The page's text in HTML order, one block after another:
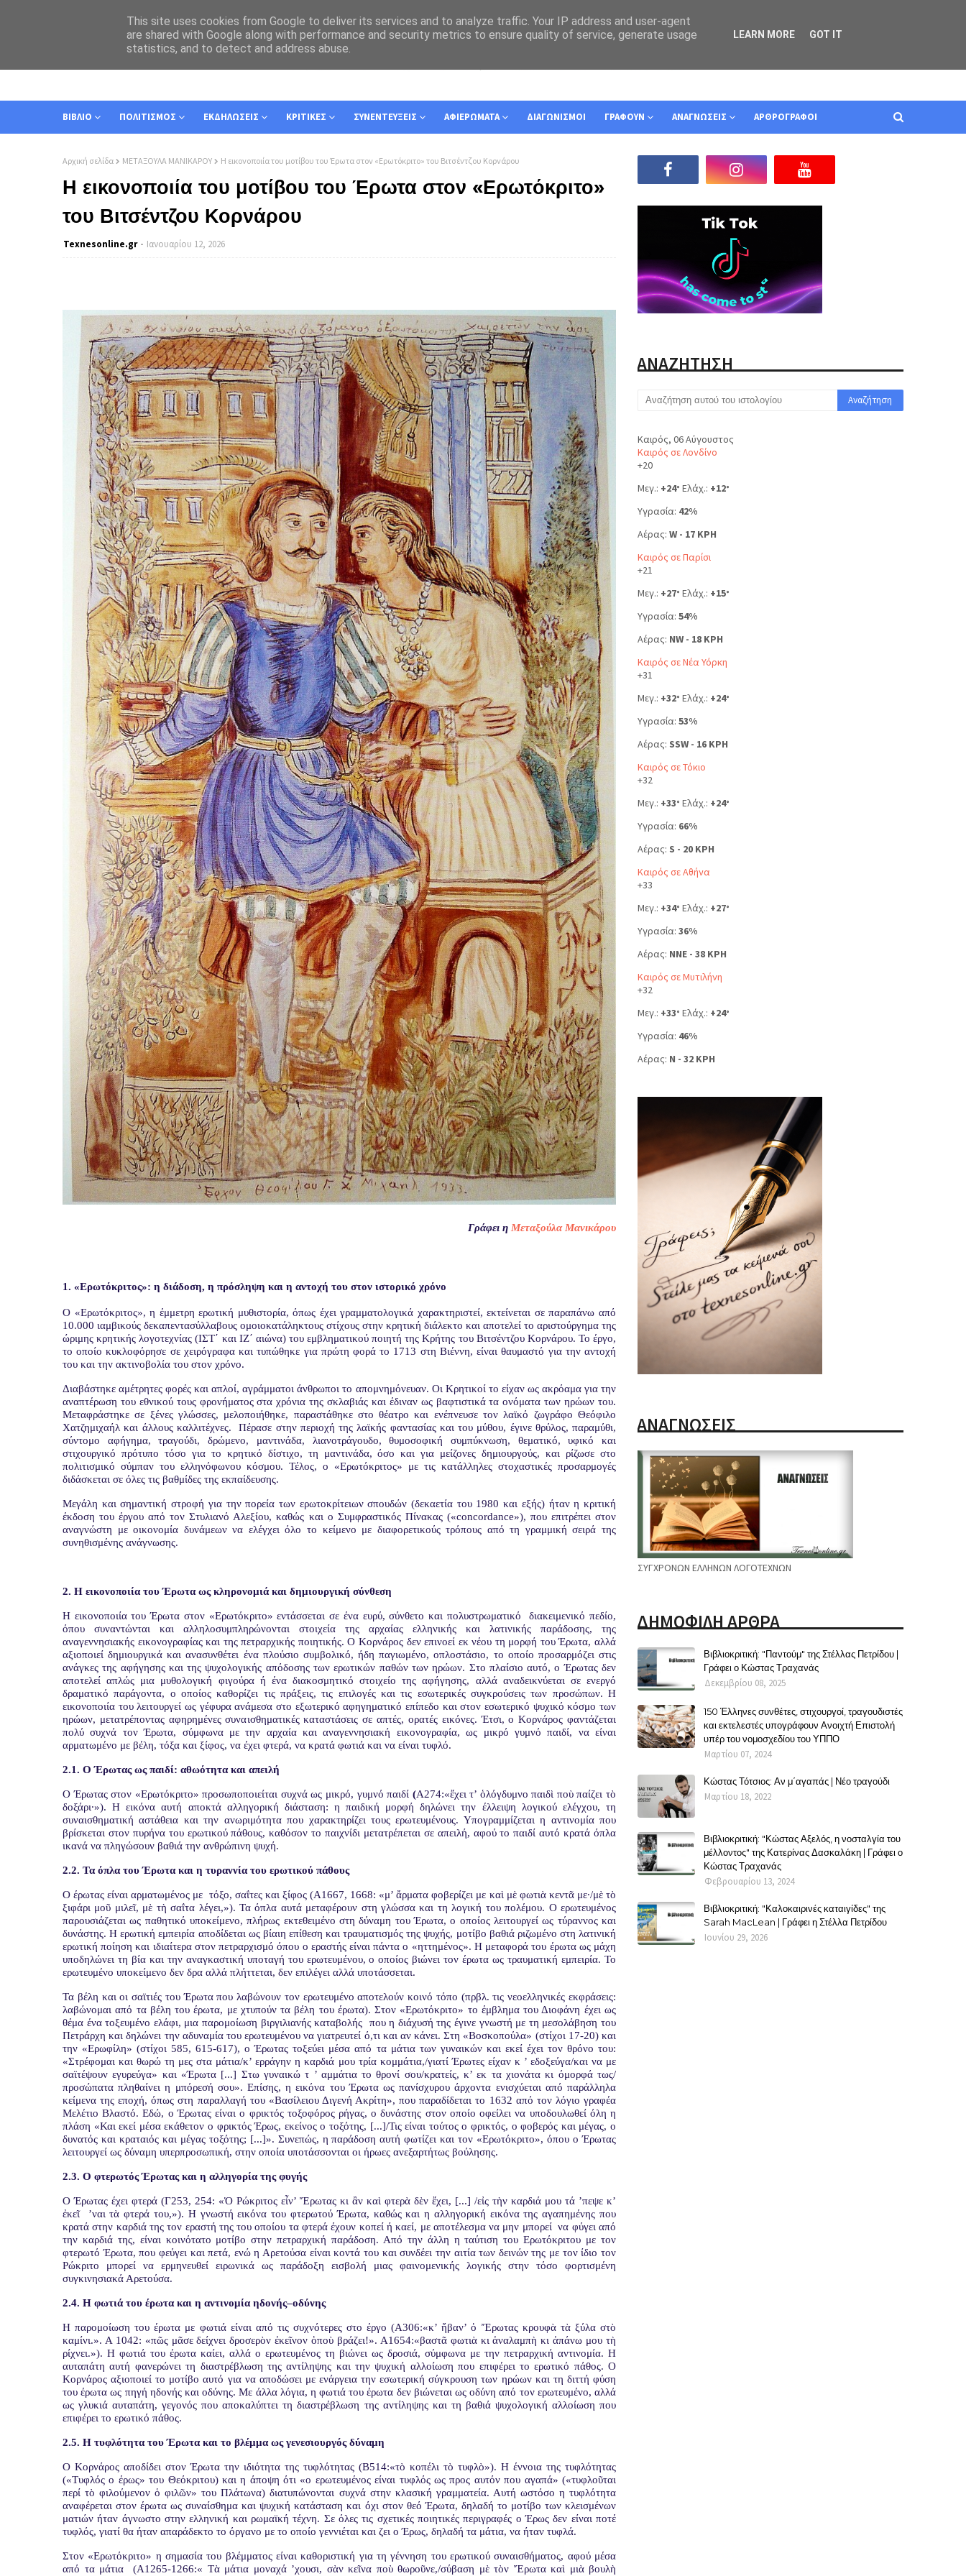
ΣΧΕΤΙΚΑ ΕΠΙΚΟΙΝΩΝΙΑ
ΒΙΒΛΙΟ ΠΟΛΙΤΙΣΜΟΣ ΕΚΔΗΛΩΣΕΙΣ ΚΡΙΤΙΚΕΣ ΣΥΝΕΝΤΕΥΞΕΙΣ ΑΦΙΕΡΩΜΑΤΑ ΔΙΑΓΩΝΙΣΜΟΙ ΓΡΑΦΟΥΝ ΑΝΑΓΝΩΣΕΙΣ ΑΡΘΡΟΓΡΑΦΟΙ
Αρχική σελίδα ΜΕΤΑΞΟΥΛΑ ΜΑΝΙΚΑΡΟΥ Η εικονοποιία του μοτίβου του Έρωτα στον «Ερωτόκριτο» του Βιτσέντζου Κορνάρου
Η εικονοποιία του μοτίβου του Έρωτα στον «Ερωτόκριτο»
του Βιτσέντζου Κορνάρου
Texnesοnline.gr Ιανουαρίου 12, 2026
Γράφει η Μεταξούλα Μανικάρου
1. «Ερωτόκριτος»: η διάδοση, η πρόσληψη και η αντοχή του στον ιστορικό χρόνο
Ο «Ερωτόκριτος», η έμμετρη ερωτική μυθιστορία, όπως έχει γραμματολογικά χαρακτηριστεί, εκτείνεται σε παραπάνω από
10.000 ιαμβικούς δεκαπεντασύλλαβους ομοιοκατάληκτους στίχους στην κρητική διάλεκτο και αποτελεί το αριστούργημα της
ώριμης κρητικής λογοτεχνίας (ΙΣΤ΄ και ΙΖ΄ αιώνα) του εμβληματικού ποιητή της Κρήτης του Βιτσέντζου Κορνάρου. Το έργο,
το οποίο κυκλοφόρησε σε χειρόγραφα και τυπώθηκε για πρώτη φορά το 1713 στη Βιέννη, είναι θαυμαστό για την αντοχή
του και την ακτινοβολία του στον χρόνο.
Διαβάστηκε αμέτρητες φορές και απλοί, αγράμματοι άνθρωποι το απομνημόνευαν. Οι Κρητικοί το είχαν ως ακρόαμα για την
αναπτέρωση του εθνικού τους φρονήματος στα χρόνια της σκλαβιάς και έδιναν ως βαφτιστικά τα ονόματα των ηρώων του.
Μεταφράστηκε σε ξένες γλώσσες, μελοποιήθηκε, παραστάθηκε στο θέατρο και ενέπνευσε τον λαϊκό ζωγράφο Θεόφιλο
Χατζημιχαήλ και άλλους καλλιτέχνες.
Πέρασε στην περιοχή της λαϊκής φαντασίας και του μύθου, έγινε θρύλος, παραμύθι,
σύντομο αφήγημα, τραγούδι, δρώμενο, μαντινάδα, λιανοτράγουδο, θυμοσοφική συμπύκνωση, θεματικό, υφικό και
στιχουργικό πρότυπο τόσο για το κρητικό δίστιχο, τη μαντινάδα, όσο και για μείζονες δημιουργούς, και ρίζωσε στο
πολιτισμικό σύμπαν του ελληνόφωνου κόσμου. Τέλος, ο «Ερωτόκριτος» με τις κατάλληλες στοχαστικές προσαρμογές
διδάσκεται σε όλες τις βαθμίδες της εκπαίδευσης.
Μεγάλη και σημαντική στροφή για την πορεία των ερωτοκρίτειων σπουδών (δεκαετία του 1980 και εξής) ήταν η κριτική
έκδοση του έργου από τον Στυλιανό Αλεξίου, καθώς και ο Συμφραστικός Πίνακας («concordance»), που επιτρέπει στον
αναγνώστη με οικονομία δυνάμεων να ελέγχει όλο το κείμενο με διαφορετικούς τρόπους από τη γραμμική σειρά της
συνηθισμένης ανάγνωσης.
2. Η εικονοποιία του Έρωτα ως κληρονομιά και δημιουργική σύνθεση
Η εικονοποιία του Έρωτα στον «Ερωτόκριτο» εντάσσεται σε ένα ευρύ, σύνθετο και πολυστρωματικό
διακειμενικό πεδίο,
όπου συναντώνται και αλληλοσυμπληρώνονται στοιχεία της αρχαίας ελληνικής και λατινικής παράδοσης, της
αναγεννησιακής εικονογραφίας και της πετραρχικής ποιητικής. Ο Κορνάρος δεν επινοεί εκ νέου τη μορφή του Έρωτα, αλλά
αξιοποιεί δημιουργικά και ανασυνθέτει ένα πλούσιο συμβολικό, ήδη παγιωμένο, οπλοστάσιο, το οποίο προσαρμόζει στις
ανάγκες της αφήγησης και της ψυχολογικής απόδοσης των ερωτικών παθών των ηρώων. Στο πλαίσιο αυτό, ο Έρωτας δεν
αποτελεί απλώς μια μυθολογική φιγούρα ή ένα διακοσμητικό στοιχείο της αφήγησης, αλλά αναδεικνύεται σε ενεργό
δραματικό παράγοντα, ο οποίος καθορίζει τις πράξεις, τις επιλογές και τις εσωτερικές συγκρούσεις των προσώπων. Η
εικονοποιία του λειτουργεί ως γέφυρα ανάμεσα στο εξωτερικό αφηγηματικό επίπεδο και στον εσωτερικό ψυχικό κόσμο των
ηρώων, μετατρέποντας αφηρημένες συναισθηματικές καταστάσεις σε απτές, ορατές εικόνες. Έτσι, ο Κορνάρος φαντάζεται
πολύ συχνά τον Έρωτα, σύμφωνα με την αρχαία και αναγεννησιακή εικονογραφία, ως μικρό γυμνό παιδί, να είναι
αρματωμένο με βέλη, τόξα και ξίφος, να έχει φτερά, να κρατά φωτιά και να είναι τυφλό.
2.1. Ο Έρωτας ως παιδί: αθωότητα και απειλή
Ο Έρωτας στον «Ερωτόκριτο» προσωποποιείται συχνά ως μικρό, γυμνό παιδί (Α274:«ἔχει τ’ ὁλόγδυμνο παιδὶ ποὺ παίζει τὸ
δοξάρι·»). Η εικόνα αυτή αποκτά αλληγορική διάσταση: η παιδική μορφή δηλώνει την έλλειψη λογικού ελέγχου, τη
συναισθηματική αστάθεια και την ανωριμότητα που χαρακτηρίζει τους ερωτευμένους. Υπογραμμίζεται η αντινομία που
βρίσκεται στον πυρήνα του ερωτικού πάθους, καθόσον το παιχνίδι μετατρέπεται σε απειλή, αφού το παιδί αυτό κρατά όπλα
ικανά να πληγώσουν βαθιά την ανθρώπινη ψυχή.
2.2. Τα όπλα του Έρωτα και η τυραννία του ερωτικού πάθους
Ο έρωτας είναι αρματωμένος με τόξο, σαΐτες και ξίφος (Α1667, 1668: «μ’ ἄρματα φοβερίζει με καὶ μὲ φωτιὰ κεντᾶ με·/μὲ τὸ
ξιφάρι μοῦ μιλεῖ, μὲ τὴ σαΐτα λέγει,»). Τα όπλα αυτά μεταφέρουν στη γλώσσα και τη λογική του πολέμου. Ο ερωτευμένος
παρουσιάζεται ως παθητικό υποκείμενο, πλήρως εκτεθειμένο στη δύναμη του Έρωτα, ο οποίος λειτουργεί ως τύραννος και
δυνάστης. Η ερωτική εμπειρία αποδίδεται ως βίαιη επίθεση και τραυματισμός της ψυχής, μοτίβο βαθιά ριζωμένο στη λατινική
ερωτική ποίηση και ιδιαίτερα στον πετραρχισμό όπου ο εραστής είναι πάντα ο «ηττημένος». Η μεταφορά του έρωτα ως μάχη
υποδηλώνει τη βία και την αναγκαστική υποταγή του ερωτευμένου, ο οποίος βιώνει τον έρωτα ως τραυματική εμπειρία. Το
ερωτευμένο υποκείμενο δεν δρα αλλά πλήττεται, δεν επιλέγει αλλά υποτάσσεται.
Τα βέλη και οι σαϊτιές του Έρωτα που λαβώνουν τον ερωτευμένο αποτελούν κοινό τόπο (πρβλ. τις νεοελληνικές εκφράσεις:
λαβώνομαι από τα βέλη του έρωτα, με χτυπούν τα βέλη του έρωτα). Στον «Ερωτόκριτο» το έμβλημα του Διοφάνη έχει ως
θέμα ένα τοξευμένο ελάφι, μια παρομοίωση βιργιλιανής καταβολής
που η διάχυσή της έγινε γνωστή με τη μεσολάβηση του
Πετράρχη και δηλώνει την αδυναμία του ερωτευμένου να γιατρευτεί ό,τι και αν κάνει. Στη «Βοσκοπούλα» (στίχοι 17-20) και
την «Ερωφίλη» (στίχοι 585, 615-617),ο Έρωτας τοξεύει μέσα από τα μάτια των γυναικών και εκεί έχει τον θρόνο του:
«Στρέφομαι και θωρώ τη μες στα μάτια/κ’ ερράγην η καρδιά μου τρία κομμάτια,/γιατί Έρωτες είχαν κ ’ εδοξεύγα/και να με
σαϊτέψουν εγυρεύγα» και «Έρωτα [...] Στω γυναικώ τ ’ αμμάτια το θρονί σου/κρατείς, κ’ εκ τα χιονάτα κι όμορφά τως/
προσώπατα πληθαίνει η μπόρεσή σου». Επίσης, ηεικόνα του Έρωτα ως πανίσχυρου άρχοντα ενισχύεται από παράλληλα
κείμενα της εποχή, όπωςστη παραλλαγή του «Βασίλειου Διγενή Ακρίτη»,που παραδίδεται το 1632 από τον λόγιο γραφέα
Μελέτιο Βλαστό. Εδώ, ο Έρωτας είναι ο φρικτός τοξοφόρος ρήγας, ο δυνάστης στον οποίο οφείλει να υποδουλωθεί όλη η
πλάση «Και εκεί μέσα εκάθετον ο φρικτός Έρως, εκείνος ο τοξότης, [...]/Τις είναι τούτος ο φρικτός, ο φοβερός και μέγας, ο
δυνατός και κραταιός και μέγας τοξότης; [...]». Συνεπώς, ηπαράδοση αυτή φωτίζει και τον «Ερωτόκριτο», όπου ο Έρωτας
λειτουργεί ως δύναμη υπερπροσωπική, στην οποία υποτάσσονται οι ήρωες ανεξαρτήτως βούλησης.
2.3. Ο φτερωτός Έρωτας και η αλληγορία της φυγής
Ο Έρωτας έχει φτερά (Γ253, 254: «Ὁ Ρώκριτος εἶν’ Ἔρωτας κι ἂν καὶ φτερὰ δὲν ἔχει, [...] /εἰς τὴν καρδιά μου τά ’πεψε κ’
ἐκεῖ
’ναι τὰ φτερά του,»). Η γνωστή εικόνα του φτερωτού Έρωτα, καθώς και η αλληγορική εικόνα της αγαπημένης που
κρατά στην καρδιά της τον εραστή της του οποίου τα φτερά έχουν κοπεί ή καεί, με αποτέλεσμα να μην μπορεί να φύγει από
την καρδιά της, είναι κοινότατο μοτίβο στην πετραρχική παράδοση. Από την άλλη η ταύτιση του Ερωτόκριτου με τον
φτερωτό Έρωτα, που φεύγει και πετά, ενώ η Αρετούσα είναι κοντά του και συνδέει την αιτία των δεινών της με τον ίδιο τον
Ρώκριτο μπορεί να ερμηνευθεί ειρωνικά ως παράδοξη εισβολή μιας φαινομενικής λογικής στην τόσο φορτισμένη
συγκινησιακά Αρετούσα.
2.4. Η φωτιά του έρωτα και η αντινομία ηδονής–οδύνης
Η παρομοίωση του έρωτα με φωτιά είναι από τις συχνότερες στο έργο (Α306:«κ’ ἤβαν’ ὁ Ἔρωτας κρουφὰ τὰ ξύλα στὸ
καμίνι.». Α 1042: «πῶς μᾶσε δείχνει δροσερὸν ἐκεῖνον ὁποὺ βράζει!». Α1654:«βαστᾶ φωτιὰ κι ἀναλαμπὴ κι ἀπάνω μου τὴ
ρίχνει.»). Η φωτιά του έρωτα καίει, αλλά ο ερωτευμένος τη βιώνει ως δροσιά, σύμφωνα με την πετραρχική αντινομία. Η
αυταπάτη αυτή φανερώνει τη διαστρέβλωση της αντίληψης και την ψυχική αλλοίωση που επιφέρει το ερωτικό πάθος. Ο
Κορνάρος αξιοποιεί το μοτίβο αυτό για να αποδώσει με ενάργεια την εσωτερική σύγκρουση των ηρώων και τη διττή φύση
του έρωτα ως πηγή ηδονής και οδύνης. Με άλλα λόγια, η φωτιά του έρωτα δεν βιώνεται ως οδύνη από τον ερωτευμένο, αλλά
ως γλυκιά αυταπάτη, γεγονός που αποκαλύπτει τη διαστρέβλωση της αντίληψης και τη βαθιά ψυχολογική αλλοίωση που
επιφέρει το ερωτικό πάθος.
2.5. Η τυφλότητα του Έρωτα και το βλέμμα ως γενεσιουργός δύναμη
Ο Κορνάρος αποδίδει στον Έρωτα την ιδιότητα της τυφλότητας (Β514:«τὸ κοπέλι τὸ τυφλὸ»). Η έννοια της τυφλότητας
(«Τυφλός ο έρως» του Θεόκριτου) και η άποψη ότι «ο ερωτευμένος είναι τυφλός ως προς αυτόν που αγαπά» («τυφλοῦται
περί τὸ φιλούμενον ὁ φιλῶν» του Πλάτωνα) διατυπώνονται συχνά στην κλασική γραμματεία. Αυτή ωστόσο η τυφλότητα
αναφέρεται στον έρωτα ως συναίσθημα και ψυχική κατάσταση και όχι στον θεό Έρωτα, δηλαδή το μοτίβο των κλεισμένων
ματιών ήταν άγνωστο στην ελληνική και ρωμαϊκή τέχνη. Σε όλες τις σχετικές ποιητικές περιγραφές ο Έρως δεν είναι ποτέ
τυφλός, γιατί θα ήταν απαράδεκτο το όργανο με το οποίο γεννιέται και ζει ο Έρως, δηλαδή τα μάτια, να ήταν τυφλά.
Στον «Ερωτόκριτο» η σημασία του βλέμματος είναι καθοριστική για τη γέννηση του ερωτικού συναισθήματος, αφού μέσα
από τα μάτια
(Α1265-1266:« Τὰ μάτια μοναχά ’χουσι, σὰν κεῖνα ποὺ θωροῦνε,/σύβαση μὲ τὸν Ἔρωτα καὶ μιὰ βουλὴ
ΑΝΑΖΗΤΗΣΗ
Καιρός, 06 Αύγουστος
Καιρός σε Λονδίνο
+20
Μεγ.: +24° Ελάχ.: +12°
Υγρασία: 42%
Αέρας: W - 17 KPH
Καιρός σε Παρίσι
+21
Μεγ.: +27° Ελάχ.: +15°
Υγρασία: 54%
Αέρας: NW - 18 KPH
Καιρός σε Νέα Υόρκη
+31
Μεγ.: +32° Ελάχ.: +24°
Υγρασία: 53%
Αέρας: SSW - 16 KPH
Καιρός σε Τόκιο
+32
Μεγ.: +33° Ελάχ.: +24°
Υγρασία: 66%
Αέρας: S - 20 KPH
Καιρός σε Αθήνα
+33
Μεγ.: +34° Ελάχ.: +27°
Υγρασία: 36%
Αέρας: NNE - 38 KPH
Καιρός σε Μυτιλήνη
+32
Μεγ.: +33° Ελάχ.: +24°
Υγρασία: 46%
Αέρας: N - 32 KPH
ΑΝΑΓΝΩΣΕΙΣ
ΣΥΓΧΡΟΝΩΝ ΕΛΛΗΝΩΝ ΛΟΓΟΤΕΧΝΩΝ
ΔΗΜΟΦΙΛΗ ΑΡΘΡΑ
Βιβλιοκριτική: "Παντούμ" της Στέλλας Πετρίδου |
Γράφει ο Κώστας Τραχανάς
Δεκεμβρίου 08, 2025
150 Έλληνες συνθέτες, στιχουργοί, τραγουδιστές
και εκτελεστές υπογράφουν Ανοιχτή Επιστολή
υπέρ του νομοσχεδίου του ΥΠΠΟ
Μαρτίου 07, 2024
Κώστας Τότσιος: Αν μ΄αγαπάς | Νέο τραγούδι
Μαρτίου 18, 2022
Βιβλιοκριτική: "Κώστας Αξελός, η νοσταλγία του
μέλλοντος" της Κατερίνας Δασκαλάκη | Γράφει ο
Κώστας Τραχανάς
Φεβρουαρίου 13, 2024
Βιβλιοκριτική: "Καλοκαιρινές καταιγίδες" της
Sarah MacLean | Γράφει η Στέλλα Πετρίδου
Ιουνίου 29, 2026
This site uses cookies from Google to deliver its services and to analyze traffic. Your IP address and user-agent
are shared with Google along with performance and security metrics to ensure quality of service, generate usage
statistics, and to detect and address abuse.
LEARN MORE GOT IT